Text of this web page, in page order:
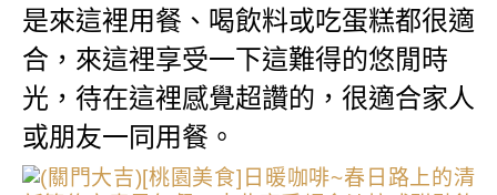
是來這裡用餐、喝飲料或吃蛋糕都很適
合，來這裡享受一下這難得的悠閒時
光，待在這裡感覺超讚的，很適合家人
或朋友一同用餐。